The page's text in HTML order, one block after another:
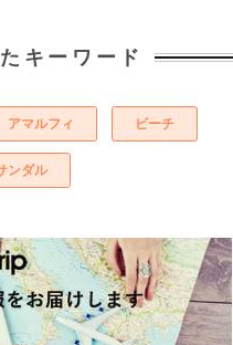
キーワード
アマルフィ ビーチ
ンダル